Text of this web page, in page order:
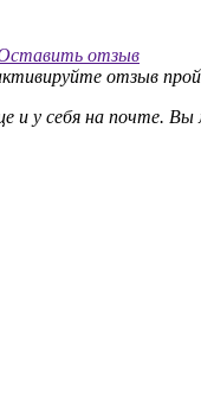
отзыв
отзыв
у себя на почте. Вы